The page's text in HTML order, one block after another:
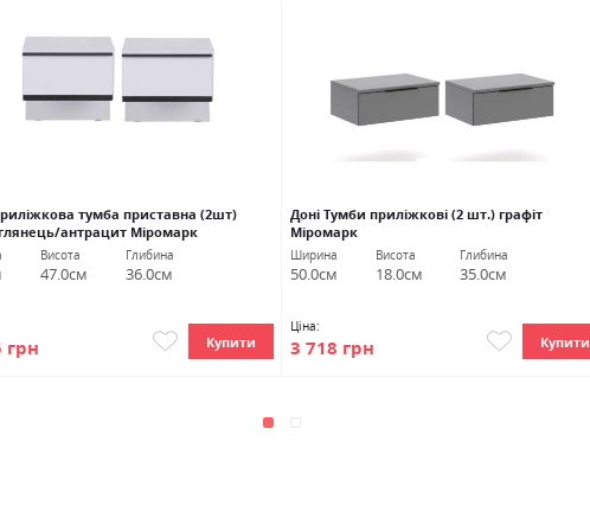
тумба приставна (2шт)
антрацит Міромарк
Висота
47.0см
Глибина
36.0см
грн Купити
Доні Тумби приліжкові (2 шт.) графіт
Міромарк
Ширина
50.0см
Висота
18.0см
Глибина
35.0см
Ціна:
3 718 грн Купити